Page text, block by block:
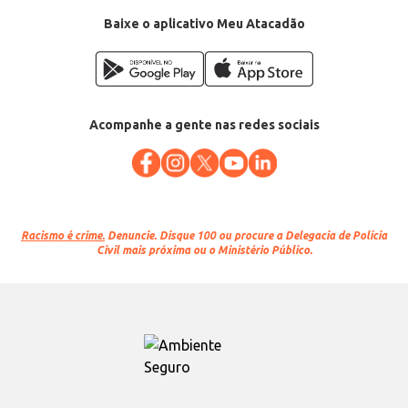
Baixe o aplicativo Meu Atacadão
Acompanhe a gente nas redes sociais
Racismo é crime. Denuncie. Disque 100 ou procure a Delegacia de Polícia
Civil mais próxima ou o Ministério Público.